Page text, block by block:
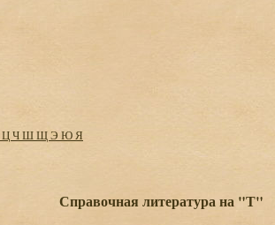
ЦЧШЩЭЮЯ
Справочная литература на "Т"